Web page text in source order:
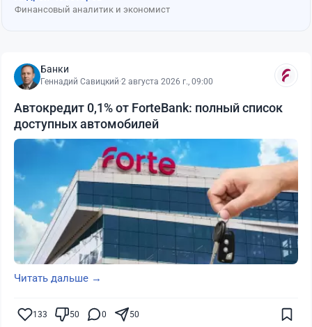
Финансовый аналитик и экономист
Банки
Геннадий Савицкий·2 августа 2026 г., 09:00
Автокредит 0,1% от ForteBank: полный список
доступных автомобилей
Читать дальше →
133 50 0 50